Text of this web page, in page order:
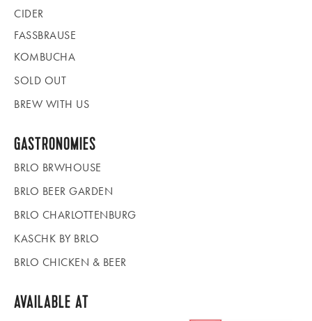
CIDER
FASSBRAUSE
KOMBUCHA
SOLD OUT
BREW WITH US
GASTRONOMIES
BRLO BRWHOUSE
BRLO BEER GARDEN
BRLO CHARLOTTENBURG
KASCHK BY BRLO
BRLO CHICKEN & BEER
AVAILABLE AT